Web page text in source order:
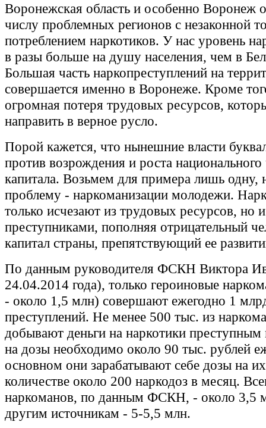
Воронежская область и особенно Воронеж
числу проблемных регионов с незаконной
потреблением наркотиков. У нас уровень
в разы больше на душу населения, чем в
Большая часть наркопреступлений на
совершается именно в Воронеже. Кроме
огромная потеря трудовых ресурсов,
направить в верное русло.
Порой кажется, что нынешние власти
против возрождения и роста национального
капитала. Возьмем для примера лишь
проблему - наркоманизации молодежи.
только исчезают из трудовых ресурсов, но
преступниками, пополняя отрицательный
капитал страны, препятствующий ее
По данным руководителя ФСКН Виктора
24.04.2014 года), только героиновые
- около 1,5 млн) совершают ежегодно 1
преступлений. Не менее 500 тыс. из
добывают деньги на наркотики
на дозы необходимо около 90 тыс. рублей
основном они зарабатывают себе дозы на
количестве около 200 наркодоз в месяц.
наркоманов, по данным ФСКН, - около 3,5
другим источникам - 5-5,5 млн.